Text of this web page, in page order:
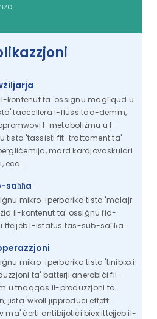
kontenut ta 'ossiġnu magħqud u
taċċellera l-fluss tad-demm,
l-metaboliżmu u l-
tista 'tassisti fit-trattament ta'
mard kardjovaskulari
eċċ.
mikro-iperbarika tista 'malajr
il-kontenut ta' ossiġnu fid-
ttejjeb l-istatus tas-sub-saħħa.
mikro-iperbarika tista 'tinibixxi
ta' batterji anerobiċi fil-
u tnaqqas il-produzzjoni ta
jista 'wkoll jipproduċi effett
ma' ċerti antibijotiċi biex ittejjeb il-